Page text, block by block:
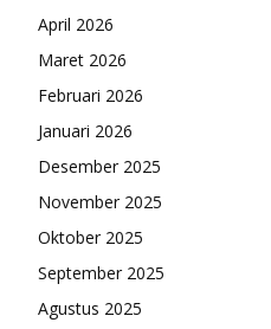
April 2026
Maret 2026
Februari 2026
Januari 2026
Desember 2025
November 2025
Oktober 2025
September 2025
Agustus 2025